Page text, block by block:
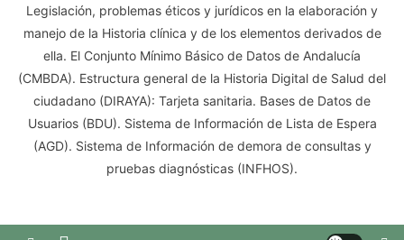
Legislación, problemas éticos y jurídicos en la elaboración y
manejo de la Historia clínica y de los elementos derivados de
ella. El Conjunto Mínimo Básico de Datos de Andalucía
(CMBDA). Estructura general de la Historia Digital de Salud del
ciudadano (DIRAYA): Tarjeta sanitaria. Bases de Datos de
Usuarios (BDU). Sistema de Información de Lista de Espera
(AGD). Sistema de Información de demora de consultas y
pruebas diagnósticas (INFHOS).